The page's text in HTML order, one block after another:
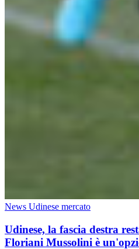
News Udinese mercato
Udinese, la fascia destra
Floriani Mussolini è